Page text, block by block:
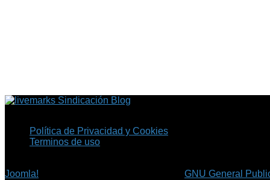
Sindicación Blog
Política de Privacidad y Cookies
Terminos de uso
Joomla!
GNU General